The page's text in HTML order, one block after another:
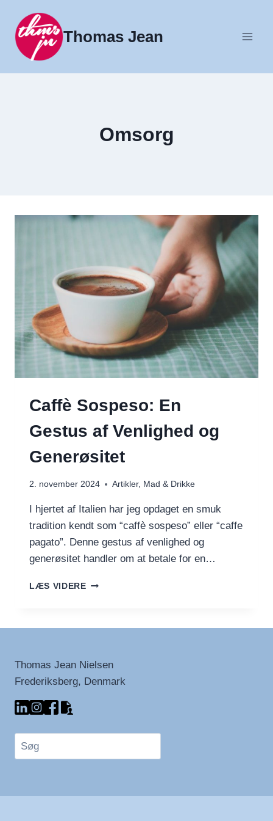
indhold
Thomas Jean
Omsorg
Caffè Sospeso: En
Gestus af Venlighed og
Generøsitet
2. november 2024 Artikler, Mad & Drikke
I hjertet af Italien har jeg opdaget en smuk
tradition kendt som “caffè sospeso” eller “caffe
pagato”. Denne gestus af venlighed og
generøsitet handler om at betale for en…
LÆS VIDERECAFFÈ
OG
Thomas Jean Nielsen
Frederiksberg, Denmark
Søg